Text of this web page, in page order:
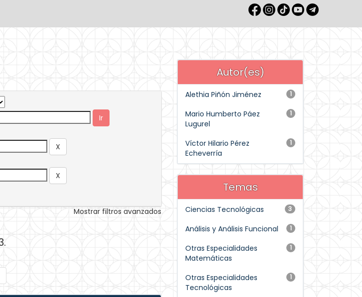
Mostrar filtros avanzados
Autor(es)
1
Alethia Piñón Jiménez
1
Mario Humberto Páez
Lugurel
1
Víctor Hilario Pérez
Echeverría
Temas
3
Ciencias Tecnológicas
1
Análisis y Análisis Funcional
1
Otras Especialidades
Matemáticas
1
Otras Especialidades
Tecnológicas